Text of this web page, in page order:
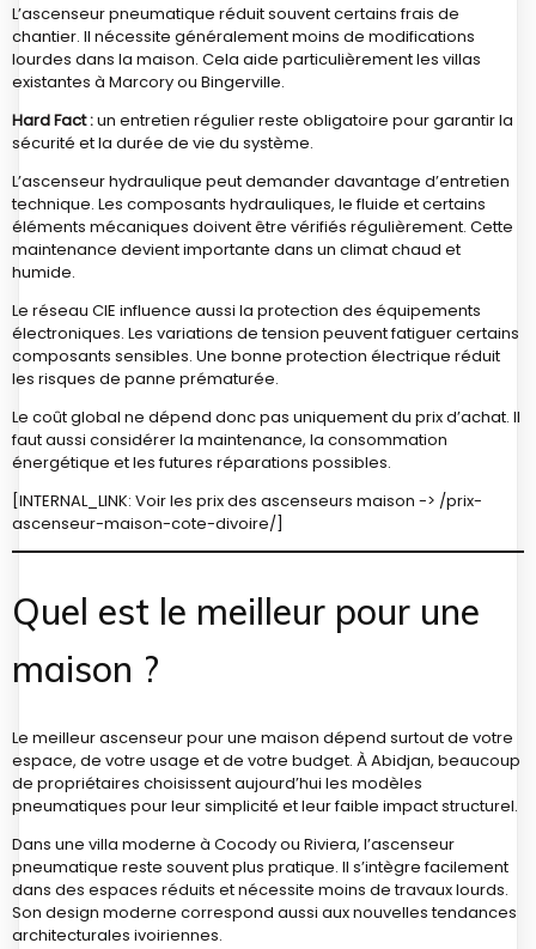
L’ascenseur pneumatique réduit souvent certains frais de
chantier. Il nécessite généralement moins de modifications
lourdes dans la maison. Cela aide particulièrement les villas
existantes à Marcory ou Bingerville.
Hard Fact :un entretien régulier reste obligatoire pour garantir la
sécurité et la durée de vie du système.
L’ascenseur hydraulique peut demander davantage d’entretien
technique. Les composants hydrauliques, le fluide et certains
éléments mécaniques doivent être vérifiés régulièrement. Cette
maintenance devient importante dans un climat chaud et
humide.
Le réseau CIE influence aussi la protection des équipements
électroniques. Les variations de tension peuvent fatiguer certains
composants sensibles. Une bonne protection électrique réduit
les risques de panne prématurée.
Le coût global ne dépend donc pas uniquement du prix d’achat. Il
faut aussi considérer la maintenance, la consommation
énergétique et les futures réparations possibles.
[INTERNAL_LINK: Voir les prix des ascenseurs maison -> /prix-
ascenseur-maison-cote-divoire/]
Quel est le meilleur pour une
maison ?
Le meilleur ascenseur pour une maison dépend surtout de votre
espace, de votre usage et de votre budget. À Abidjan, beaucoup
de propriétaires choisissent aujourd’hui les modèles
pneumatiques pour leur simplicité et leur faible impact structurel.
Dans une villa moderne à Cocody ou Riviera, l’ascenseur
pneumatique reste souvent plus pratique. Il s’intègre facilement
dans des espaces réduits et nécessite moins de travaux lourds.
Son design moderne correspond aussi aux nouvelles tendances
architecturales ivoiriennes.